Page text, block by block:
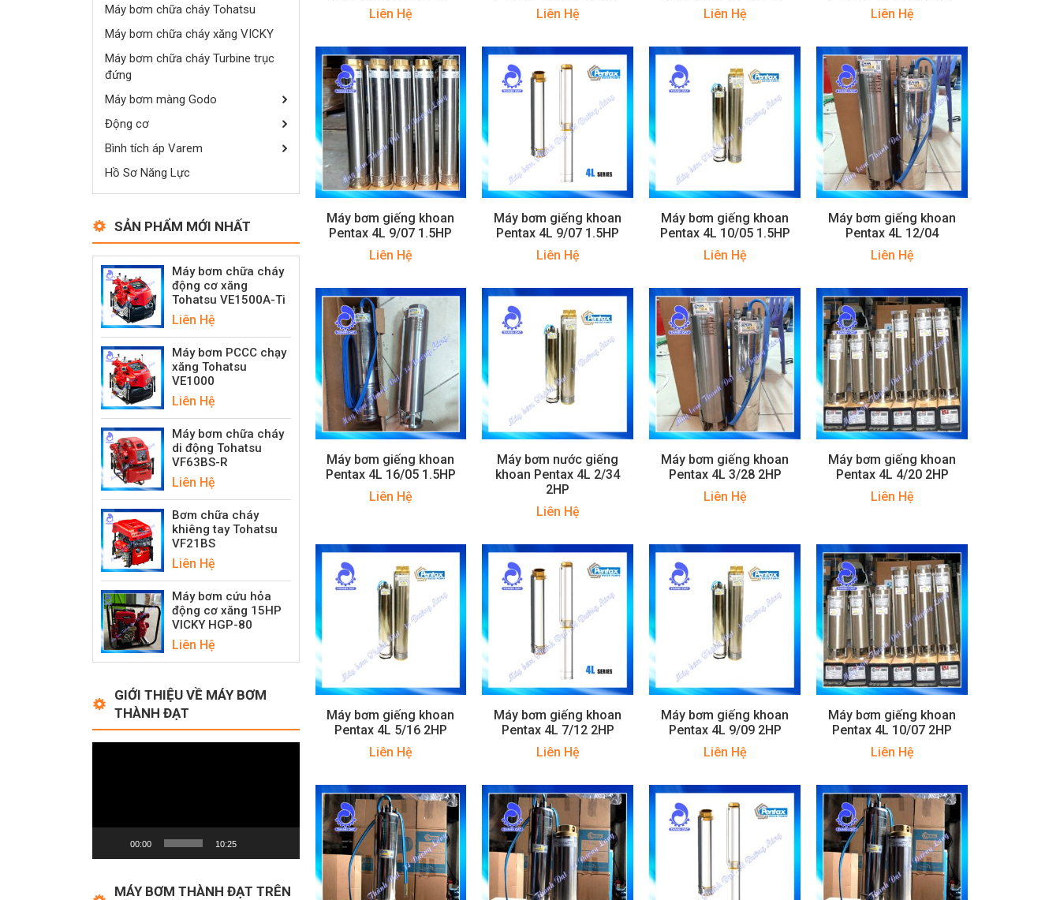
Máy bơm chữa cháy Tohatsu
Máy bơm chữa cháy xăng VICKY
Máy bơm chữa cháy Turbine trục
đứng
Máy bơm màng Godo
Động cơ
Bình tích áp Varem
Hồ Sơ Năng Lực
SẢN PHẨM MỚI NHẤT
Máy bơm chữa cháy
động cơ xăng
Tohatsu VE1500A-Ti
Liên Hệ
Máy bơm PCCC chạy
xăng Tohatsu
VE1000
Liên Hệ
Máy bơm chữa cháy
di động Tohatsu
VF63BS-R
Liên Hệ
Bơm chữa cháy
khiêng tay Tohatsu
VF21BS
Liên Hệ
Máy bơm cứu hỏa
động cơ xăng 15HP
VICKY HGP-80
Liên Hệ
GIỚI THIỆU VỀ MÁY BƠM
THÀNH ĐẠT
00:00 10:25
MÁY BƠM THÀNH ĐẠT TRÊN
Liên Hệ
Liên Hệ
Liên Hệ
Liên Hệ
Máy bơm giếng khoan
Pentax 4L 9/07 1.5HP
Liên Hệ
Máy bơm giếng khoan
Pentax 4L 9/07 1.5HP
Liên Hệ
Máy bơm giếng khoan
Pentax 4L 10/05 1.5HP
Liên Hệ
Máy bơm giếng khoan
Pentax 4L 12/04
Liên Hệ
Máy bơm giếng khoan
Pentax 4L 16/05 1.5HP
Liên Hệ
Máy bơm nước giếng
khoan Pentax 4L 2/34
2HP
Liên Hệ
Máy bơm giếng khoan
Pentax 4L 3/28 2HP
Liên Hệ
Máy bơm giếng khoan
Pentax 4L 4/20 2HP
Liên Hệ
Máy bơm giếng khoan
Pentax 4L 5/16 2HP
Liên Hệ
Máy bơm giếng khoan
Pentax 4L 7/12 2HP
Liên Hệ
Máy bơm giếng khoan
Pentax 4L 9/09 2HP
Liên Hệ
Máy bơm giếng khoan
Pentax 4L 10/07 2HP
Liên Hệ